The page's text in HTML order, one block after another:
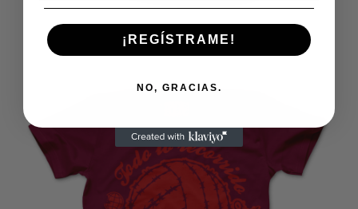
SELECCIONAR OPCIONES
¡REGÍSTRAME!
NO, GRACIAS.